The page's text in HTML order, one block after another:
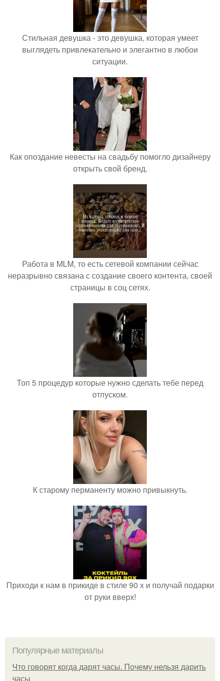
Стильная девушка - это девушка, которая умеет
выглядеть привлекательно и элегантно в любои
ситуации.
Как опоздание невесты на свадьбу помогло дизайнеру
открыть свой бренд.
Работа в MLM, то есть сетевой компании сейчас
неразрывно связана с создание своего контента, своей
страницы в соц сетях.
Топ 5 процедур которые нужно сделать тебе перед
отпуском.
К старому перманенту можно привыкнуть.
Приходи к нам в прикиде в стиле 90 х и получай подарки
от руки вверх!
Популярные материалы
Что говорят когда дарят часы. Почему нельзя дарить
часы